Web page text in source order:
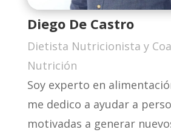
Diego De Castro
Dietista Nutricionista y
Nutrición
Soy experto en
me dedico a ayudar a
motivadas a generar